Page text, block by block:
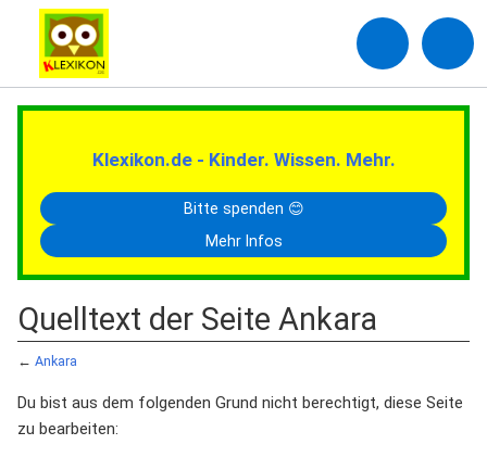
Klexikon.de - Kinder. Wissen. Mehr.
Bitte spenden 😊
Mehr Infos
Quelltext der Seite Ankara
← Ankara
Du bist aus dem folgenden Grund nicht berechtigt, diese Seite
zu bearbeiten: